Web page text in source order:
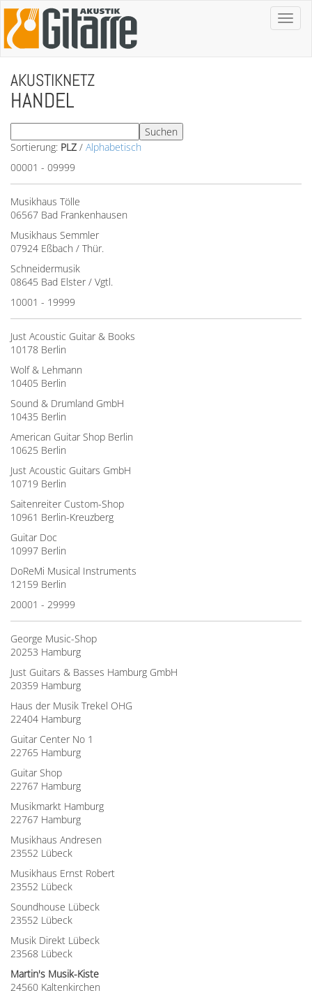
Toggle
AKUSTIKNETZ
HANDEL
Sortierung: PLZ / Alphabetisch
00001 - 09999
Musikhaus Tölle
06567 Bad Frankenhausen
Musikhaus Semmler
07924 Eßbach / Thür.
Schneidermusik
08645 Bad Elster / Vgtl.
10001 - 19999
Just Acoustic Guitar & Books
10178 Berlin
Wolf & Lehmann
10405 Berlin
Sound & Drumland GmbH
10435 Berlin
American Guitar Shop Berlin
10625 Berlin
Just Acoustic Guitars GmbH
10719 Berlin
Saitenreiter Custom-Shop
10961 Berlin-Kreuzberg
Guitar Doc
10997 Berlin
DoReMi Musical Instruments
12159 Berlin
20001 - 29999
George Music-Shop
20253 Hamburg
Just Guitars & Basses Hamburg GmbH
20359 Hamburg
Haus der Musik Trekel OHG
22404 Hamburg
Guitar Center No 1
22765 Hamburg
Guitar Shop
22767 Hamburg
Musikmarkt Hamburg
22767 Hamburg
Musikhaus Andresen
23552 Lübeck
Musikhaus Ernst Robert
23552 Lübeck
Soundhouse Lübeck
23552 Lübeck
Musik Direkt Lübeck
23568 Lübeck
Martin's Musik-Kiste
24560 Kaltenkirchen